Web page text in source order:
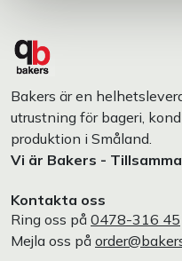
Bakers är en
utrustning för bageri,
produktion i Småland.
Vi är Bakers -
Kontakta oss
Ring oss på 0478-316 45
Mejla oss på